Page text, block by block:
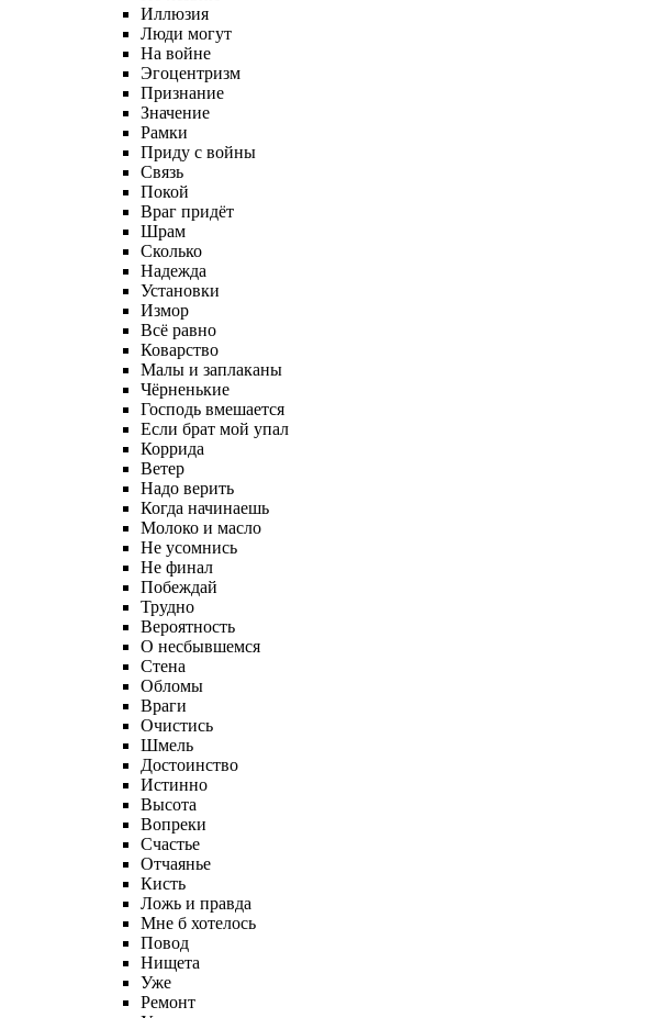
Иллюзия
Люди могут
На войне
Эгоцентризм
Признание
Значение
Рамки
Приду с войны
Связь
Покой
Враг придёт
Шрам
Сколько
Надежда
Установки
Измор
Всё равно
Коварство
Малы и заплаканы
Чёрненькие
Господь вмешается
Если брат мой упал
Коррида
Ветер
Надо верить
Когда начинаешь
Молоко и масло
Не усомнись
Не финал
Побеждай
Трудно
Вероятность
О несбывшемся
Стена
Обломы
Враги
Очистись
Шмель
Достоинство
Истинно
Высота
Вопреки
Счастье
Отчаянье
Кисть
Ложь и правда
Мне б хотелось
Повод
Нищета
Уже
Ремонт